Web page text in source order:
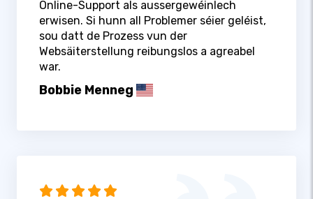
Online-Support als aussergewéinlech
erwisen. Si hunn all Problemer séier geléist,
sou datt de Prozess vun der
Websäiterstellung reibungslos a agreabel
war.
Bobbie Menneg